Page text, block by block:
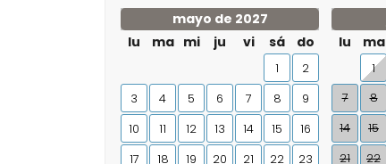
mayo de 2027
lu
ma mi ju vi sá do
1
2
3
4 5 6 7 8
9
10
11 12 13 14 15
16
17
18 19 20 21 22 23
lu
ma
1
7
8
14
15
21
22